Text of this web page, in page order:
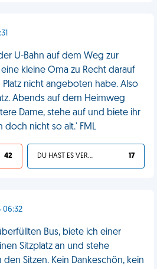
U-Bahn auf dem Weg zur
kleine Oma zu Recht darauf
Platz nicht angeboten habe. Also
Abends auf dem Heimweg
Dame, stehe auf und biete ihr
doch nicht so alt.' FML
42 DU HAST ES VERDIENT 17
06:32
Bus, biete ich einer
Sitzplatz an und stehe
den Sitzen. Kein Dankeschön, kein